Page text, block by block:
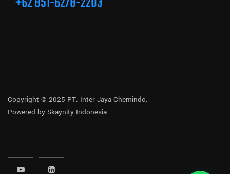
Copyright © 2025 PT. Inter Jaya Chemindo.
Powered by Skaynity Indonesia